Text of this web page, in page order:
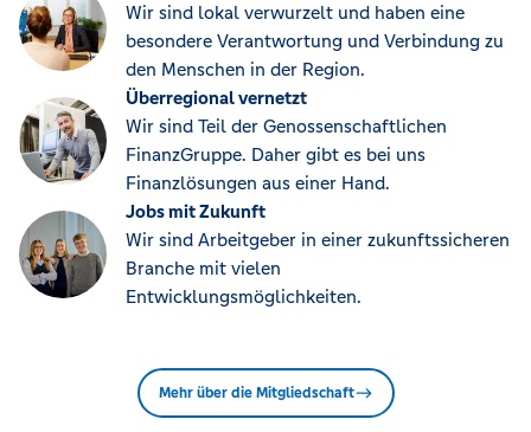
Wir sind lokal verwurzelt und haben eine
besondere Verantwortung und Verbindung zu
den Menschen in der Region.
Überregional vernetzt
Wir sind Teil der Genossenschaftlichen
FinanzGruppe. Daher gibt es bei uns
Finanzlösungen aus einer Hand.
Jobs mit Zukunft
Wir sind Arbeitgeber in einer zukunftssicheren
Branche mit vielen
Entwicklungsmöglichkeiten.
Mehr über die Mitgliedschaft